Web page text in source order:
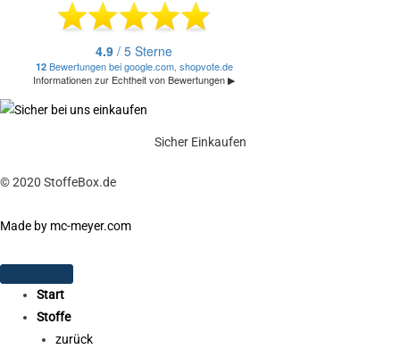
Sicher Einkaufen
© 2020 StoffeBox.de
Made by mc-meyer.com
Start
Stoffe
zurück